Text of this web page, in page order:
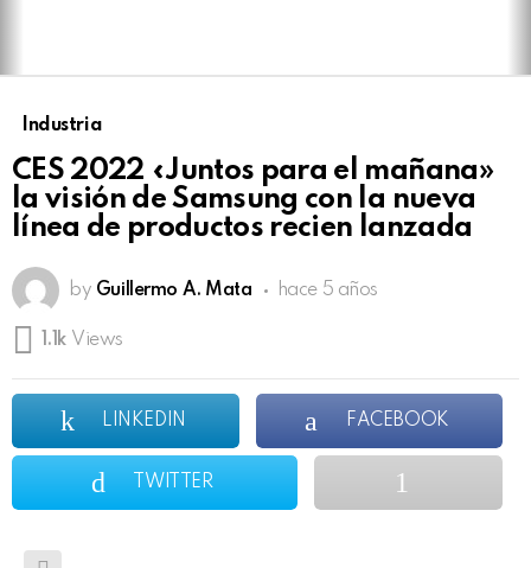
Industria
CES 2022 «Juntos para el mañana»
la visión de Samsung con la nueva
línea de productos recien lanzada
by Guillermo A. Mata hace 5 años
1.1k Views
LINKEDIN FACEBOOK
TWITTER